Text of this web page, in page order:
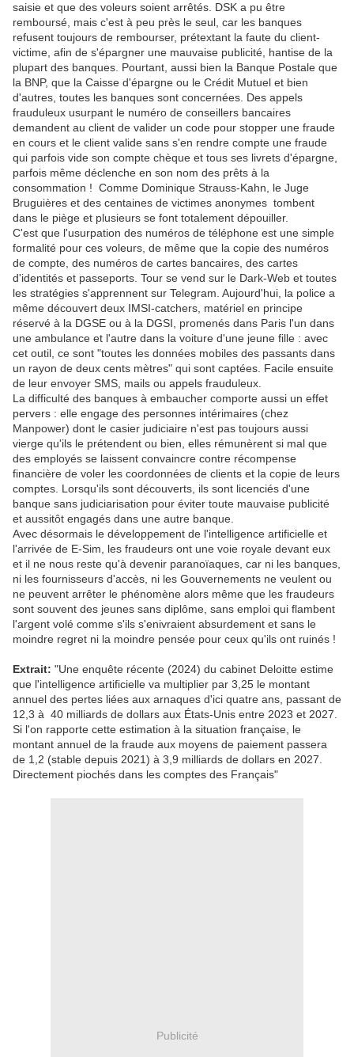
saisie et que des voleurs soient arrêtés. DSK a pu être
remboursé, mais c'est à peu près le seul, car les banques
refusent toujours de rembourser, prétextant la faute du client-
victime, afin de s'épargner une mauvaise publicité, hantise de la
plupart des banques. Pourtant, aussi bien la Banque Postale que
la BNP, que la Caisse d'épargne ou le Crédit Mutuel et bien
d'autres, toutes les banques sont concernées. Des appels
frauduleux usurpant le numéro de conseillers bancaires
demandent au client de valider un code pour stopper une fraude
en cours et le client valide sans s'en rendre compte une fraude
qui parfois vide son compte chèque et tous ses livrets d'épargne,
parfois même déclenche en son nom des prêts à la
consommation ! Comme Dominique Strauss-Kahn, le Juge
Bruguières et des centaines de victimes anonymes tombent
dans le piège et plusieurs se font totalement dépouiller.
C'est que l'usurpation des numéros de téléphone est une simple
formalité pour ces voleurs, de même que la copie des numéros
de compte, des numéros de cartes bancaires, des cartes
d'identités et passeports. Tour se vend sur le Dark-Web et toutes
les stratégies s'apprennent sur Telegram. Aujourd'hui, la police a
même découvert deux IMSI-catchers, matériel en principe
réservé à la DGSE ou à la DGSI, promenés dans Paris l'un dans
une ambulance et l'autre dans la voiture d'une jeune fille : avec
cet outil, ce sont "toutes les données mobiles des passants dans
un rayon de deux cents mètres" qui sont captées. Facile ensuite
de leur envoyer SMS, mails ou appels frauduleux.
La difficulté des banques à embaucher comporte aussi un effet
pervers : elle engage des personnes intérimaires (chez
Manpower) dont le casier judiciaire n'est pas toujours aussi
vierge qu'ils le prétendent ou bien, elles rémunèrent si mal que
des employés se laissent convaincre contre récompense
financière de voler les coordonnées de clients et la copie de leurs
comptes. Lorsqu'ils sont découverts, ils sont licenciés d'une
banque sans judiciarisation pour éviter toute mauvaise publicité
et aussitôt engagés dans une autre banque.
Avec désormais le développement de l'intelligence artificielle et
l'arrivée de E-Sim, les fraudeurs ont une voie royale devant eux
et il ne nous reste qu'à devenir paranoïaques, car ni les banques,
ni les fournisseurs d'accès, ni les Gouvernements ne veulent ou
ne peuvent arrêter le phénomène alors même que les fraudeurs
sont souvent des jeunes sans diplôme, sans emploi qui flambent
l'argent volé comme s'ils s'enivraient absurdement et sans le
moindre regret ni la moindre pensée pour ceux qu'ils ont ruinés !
Extrait: "Une enquête récente (2024) du cabinet Deloitte estime
que l'intelligence artificielle va multiplier par 3,25 le montant
annuel des pertes liées aux arnaques d'ici quatre ans, passant de
12,3 à 40 milliards de dollars aux États-Unis entre 2023 et 2027.
Si l'on rapporte cette estimation à la situation française, le
montant annuel de la fraude aux moyens de paiement passera
de 1,2 (stable depuis 2021) à 3,9 milliards de dollars en 2027.
Directement piochés dans les comptes des Français"
Publicité